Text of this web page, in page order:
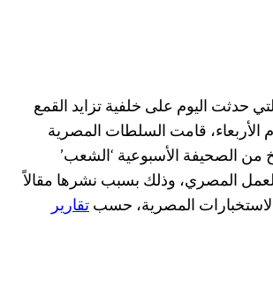
حدثت اليوم على خلفية تزايد القمع
قامت السلطات المصرية
الصحيفة الأسبوعية ‘الشعب’
المصري، وذلك بسبب نشرها مقالاً
المصرية، حسبتقارير